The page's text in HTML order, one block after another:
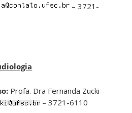
– 3721-
Profa. Dra Fernanda Zucki
– 3721-6110